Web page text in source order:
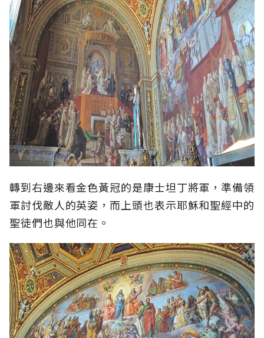
轉到右邊來看金色黃冠的是康士坦丁將軍，準備領
軍討伐敵人的英姿，而上頭也表示耶穌和聖經中的
聖徒們也與他同在。